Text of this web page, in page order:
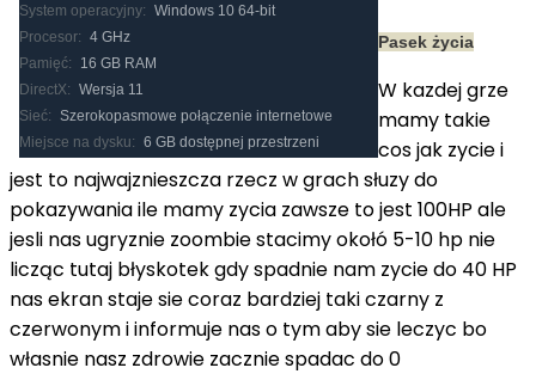
System operacyjny: Windows 10 64-bit
Procesor: 4 GHz
Pamięć:
16 GB RAM
DirectX: Wersja 11
Sieć: Szerokopasmowe połączenie internetowe
Miejsce na dysku: 6 GB dostępnej przestrzeni
Pasek życia
W kazdej grze
mamy takie
cos jak zycie i
jest to najwajznieszcza rzecz w grach słuzy do
pokazywania ile mamy zycia zawsze to jest 100HP ale
jesli nas ugryznie zoombie stacimy okołó 5-10 hp nie
licząc tutaj błyskotek gdy spadnie nam zycie do 40 HP
nas ekran staje sie coraz bardziej taki czarny z
czerwonym i informuje nas o tym aby sie leczyc bo
własnie nasz zdrowie zacznie spadac do 0